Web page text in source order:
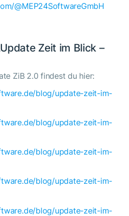
@MEP24SoftwareGmbH
Zeit im Blick –
ZiB 2.0 findest du hier:
blog/update-zeit-im-
blog/update-zeit-im-
blog/update-zeit-im-
blog/update-zeit-im-
blog/update-zeit-im-